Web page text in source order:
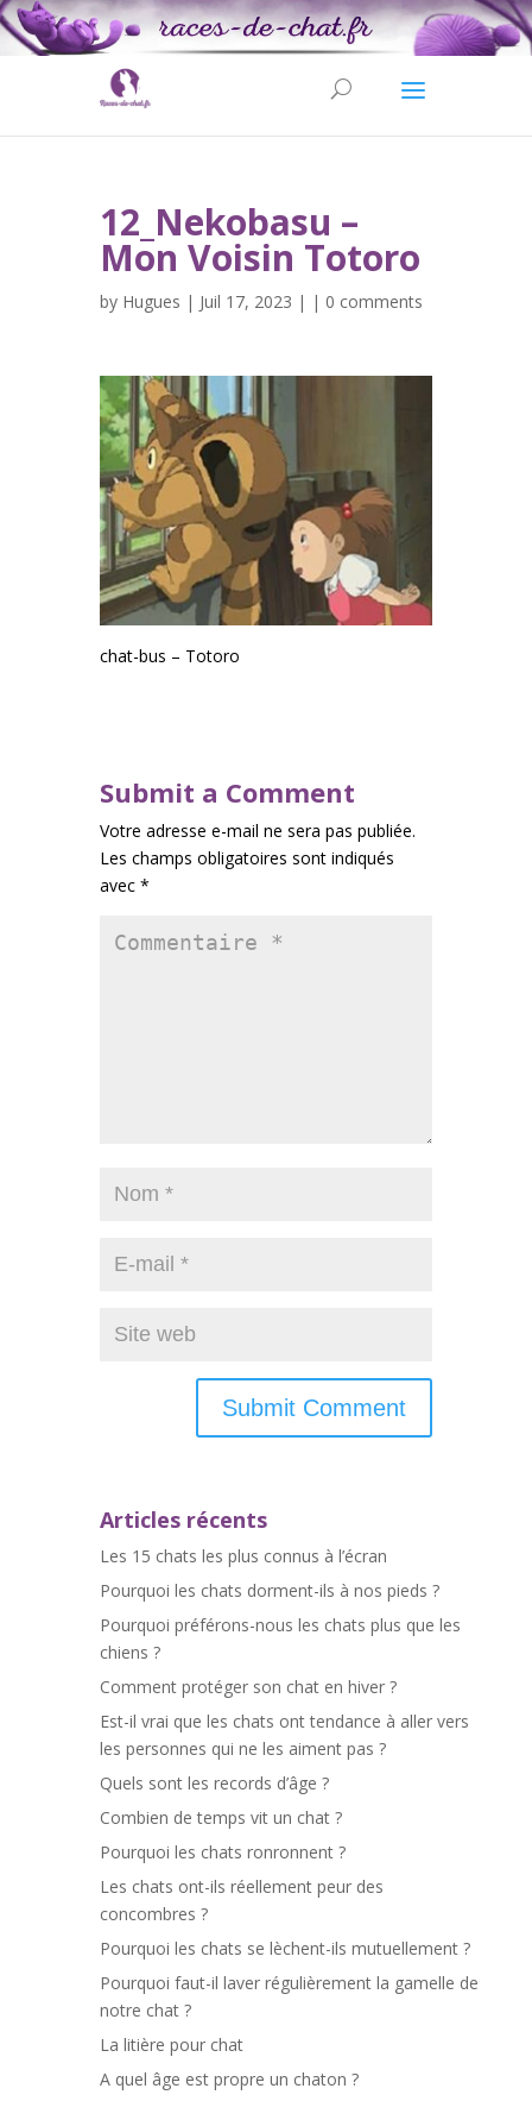
12_Nekobasu –
Mon Voisin Totoro
by Hugues | Juil 17, 2023 | | 0 comments
chat-bus – Totoro
Submit a Comment
Votre adresse e-mail ne sera pas publiée.
Les champs obligatoires sont indiqués
avec *
Articles récents
Les 15 chats les plus connus à l’écran
Pourquoi les chats dorment-ils à nos pieds ?
Pourquoi préférons-nous les chats plus que les
chiens ?
Comment protéger son chat en hiver ?
Est-il vrai que les chats ont tendance à aller vers
les personnes qui ne les aiment pas ?
Quels sont les records d’âge ?
Combien de temps vit un chat ?
Pourquoi les chats ronronnent ?
Les chats ont-ils réellement peur des
concombres ?
Pourquoi les chats se lèchent-ils mutuellement ?
Pourquoi faut-il laver régulièrement la gamelle de
notre chat ?
La litière pour chat
A quel âge est propre un chaton ?